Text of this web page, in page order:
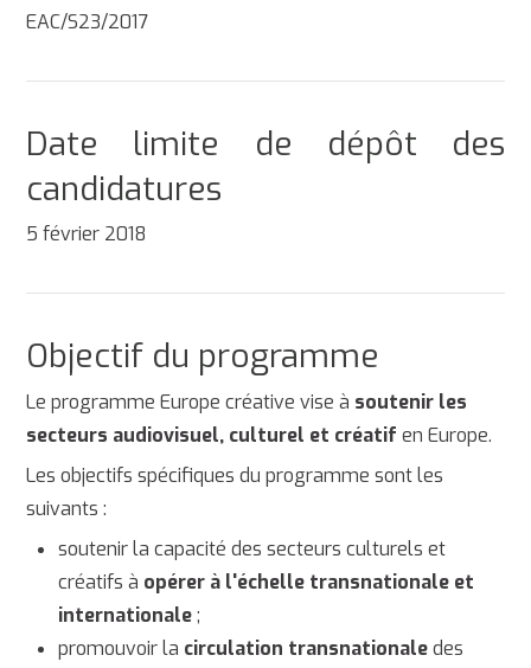
EAC/S23/2017
Date limite de dépôt des
candidatures
5 février 2018
Objectif du programme
Le programme Europe créative vise à soutenir les
secteurs audiovisuel, culturel et créatif en Europe.
Les objectifs spécifiques du programme sont les
suivants :
soutenir la capacité des secteurs culturels et
créatifs à opérer à l'échelle transnationale et
internationale;
promouvoir la circulation transnationaledes